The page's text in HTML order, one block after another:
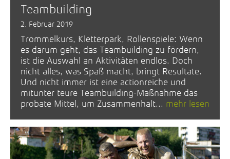
Teambuilding
2. Februar 2019
Trommelkurs, Kletterpark, Rollenspiele: Wenn
es darum geht, das Teambuilding zu fördern,
ist die Auswahl an Aktivitäten endlos. Doch
nicht alles, was Spaß macht, bringt Resultate.
Und nicht immer ist eine actionreiche und
mitunter teure Teambuilding-Maßnahme das
probate Mittel, um Zusammenhalt... mehr lesen